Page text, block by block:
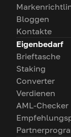
Bloggen
Kontakte
Eigenbedarf
Brieftasche
Staking
Converter
Verdienen
AML-Checker